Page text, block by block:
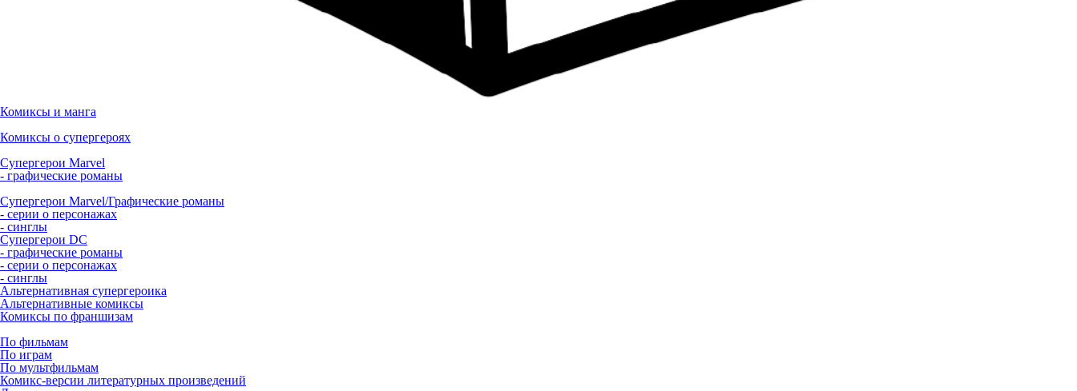
Комиксы и манга
Комиксы о супергероях
Супергерои Marvel
- графические романы
Супергерои Marvel/Графические романы
- серии о персонажах
- синглы
Супергерои DC
- графические романы
- серии о персонажах
- синглы
Альтернативная супергероика
Альтернативные комиксы
Комиксы по франшизам
По фильмам
По играм
По мультфильмам
Комикс-версии литературных произведений